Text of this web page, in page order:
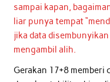
sampai kapan,
liar punya tempat
jika data
mengambil alih.
Gerakan 17+8